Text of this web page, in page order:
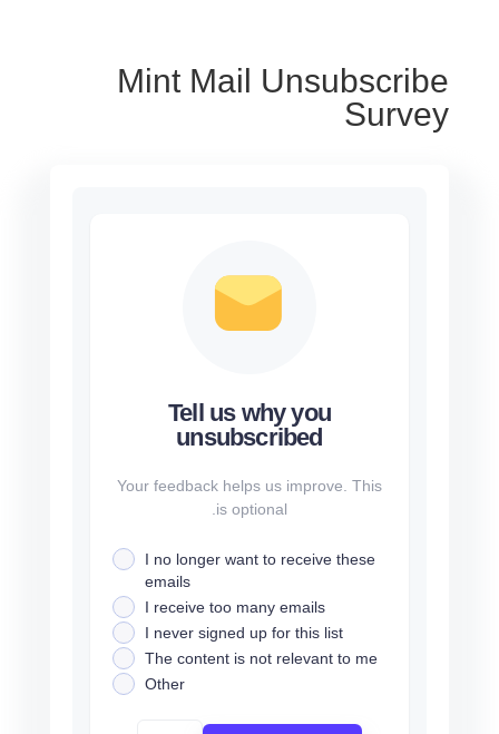
Mint Mail Unsubscribe
Survey
Tell us why you
unsubscribed
Your feedback helps us improve. This
is optional.
I no longer want to receive these
emails
I receive too many emails
I never signed up for this list
The content is not relevant to me
Other